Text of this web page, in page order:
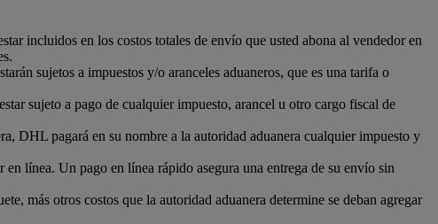
incluidos en los costos totales de envío que usted abona al vendedor en
sujetos a impuestos y/o aranceles aduaneros, que es una tarifa o
sujeto a pago de cualquier impuesto, arancel u otro cargo fiscal de
DHL pagará en su nombre a la autoridad aduanera cualquier impuesto y
línea. Un pago en línea rápido asegura una entrega de su envío sin
más otros costos que la autoridad aduanera determine se deban agregar